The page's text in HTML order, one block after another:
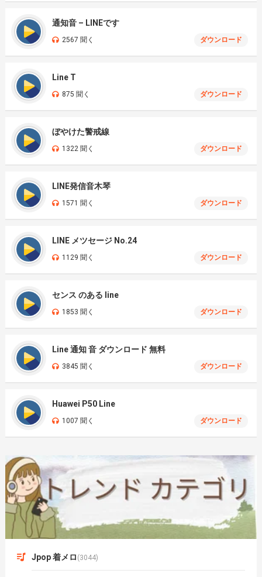
通知音 – LINEです
2567 聞く ダウンロード
Line T
875 聞く ダウンロード
ぼやけた警戒線
1322 聞く ダウンロード
LINE発信音木琴
1571 聞く ダウンロード
LINE メツセージ No.24
1129 聞く ダウンロード
センス のある line
1853 聞く ダウンロード
Line 通知 音 ダウンロード 無料
3845 聞く ダウンロード
Huawei P50 Line
1007 聞く ダウンロード
Jpop 着メロ (3044)